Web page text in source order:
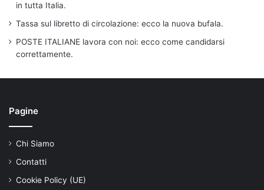
in tutta Italia.
Tassa sul libretto di circolazione: ecco la nuova bufala.
POSTE ITALIANE lavora con noi: ecco come candidarsi
correttamente.
Pagine
Chi Siamo
Contatti
Cookie Policy (UE)